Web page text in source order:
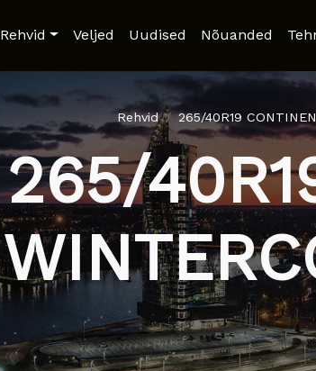
Rehvid Veljed Uudised Nõuanded
Rehvid 265/40R19
265/